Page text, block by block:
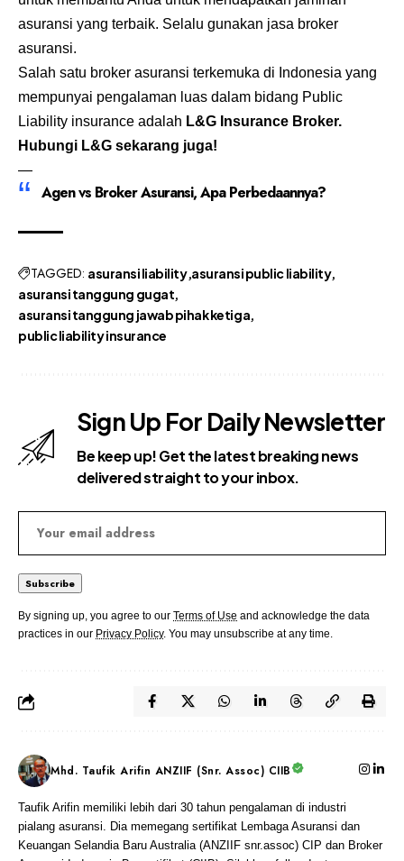
asuransi yang terbaik. Selalu gunakan jasa broker
asuransi.
Salah satu broker asuransi terkemuka di Indonesia yang
mempunyai pengalaman luas dalam bidang Public
Liability insurance adalah L&G Insurance Broker.
Hubungi L&G sekarang juga!
—
Agen vs Broker Asuransi, Apa Perbedaannya?
TAGGED: asuransi liability asuransi public liability
asuransi tanggung gugat
asuransi tanggung jawab pihak ketiga
public liability insurance
Sign Up For Daily Newsletter
Be keep up! Get the latest breaking news
delivered straight to your inbox.
By signing up, you agree to our Terms of Use and acknowledge the data
practices in our Privacy Policy. You may unsubscribe at any time.
Mhd. Taufik Arifin ANZIIF (Snr. Assoc) CIIB
Taufik Arifin memiliki lebih dari 30 tahun pengalaman di industri
pialang asuransi. Dia memegang sertifikat Lembaga Asuransi dan
Keuangan Selandia Baru Australia (ANZIIF snr.assoc) CIP dan Broker